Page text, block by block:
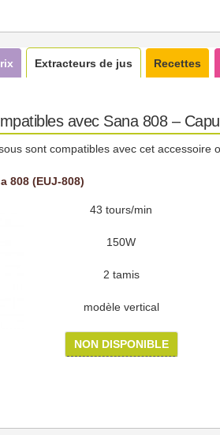
Extracteurs de jus Recettes
avec Sana 808 –
sont compatibles avec cet accessoire
808 (EUJ-808)
43 tours/min
150W
2 tamis
modèle vertical
NON DISPONIBLE